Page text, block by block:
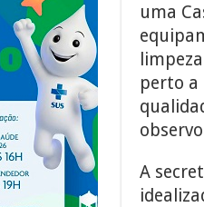
uma
perto a
A